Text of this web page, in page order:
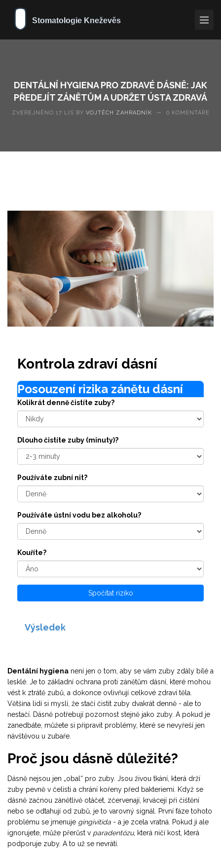
DENTÁLNÍ HYGIENA PRO ZDRAVÉ DÁSNĚ: JAK
PŘEDEJÍT ZÁNĚTŮM A UDRŽET ÚSTA ZDRAVÁ
ZVEŘEJNĚNO 17 LIS BY VOJTĚCH ZAHRADNÍK — 0 KOMENTÁŘE
Kontrola zdraví dásní
Posouzení rizika zánětu dásní
Kolikrát denně čistíte zuby?
Dlouho čistíte zuby (minuty)?
Používáte zubní nit?
Používáte ústní vodu bez alkoholu?
Kouříte?
Spočítat riziko
Výsledek
Dentální hygiena není jen o tom, aby se vám zuby zdály bílé a
lesklé. Je to základní ochrana proti zánětům dásní, které mohou
vést k ztrátě zubů, a dokonce ovlivňují celkové zdraví těla.
Většina lidí si myslí, že stačí čistit zuby dvakrát denně - ale to
nestačí. Dásně potřebují pozornost stejně jako zuby. A pokud je
zanedbáte, můžete si připravit problémy, které se nevyřeší jen
návštěvou u zubaře.
Proč jsou dásně důležité?
Dásně nejsou jen „obal“ pro zuby. Jsou živou tkání, která drží
zuby pevně v čelisti a chrání kořeny před bakteriemi. Když se
dásně začnou zánětlivě otáčet, zčervenají, krvácejí při čištění
nebo se odtahují od zubů, je to varovný signál. První fáze tohoto
problému se jmenuje gingivitida - a je zcela vratná. Pokud ji ale
ignorujete, může přerůst v paradentózu, která ničí kost, která
podporuje zuby. A to už se nevrátí.